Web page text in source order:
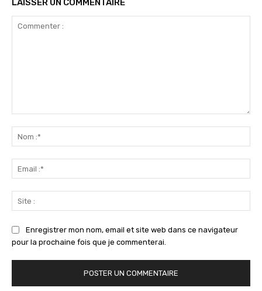
LAISSER UN COMMENTAIRE
Enregistrer mon nom, email et site web dans ce navigateur
pour la prochaine fois que je commenterai.